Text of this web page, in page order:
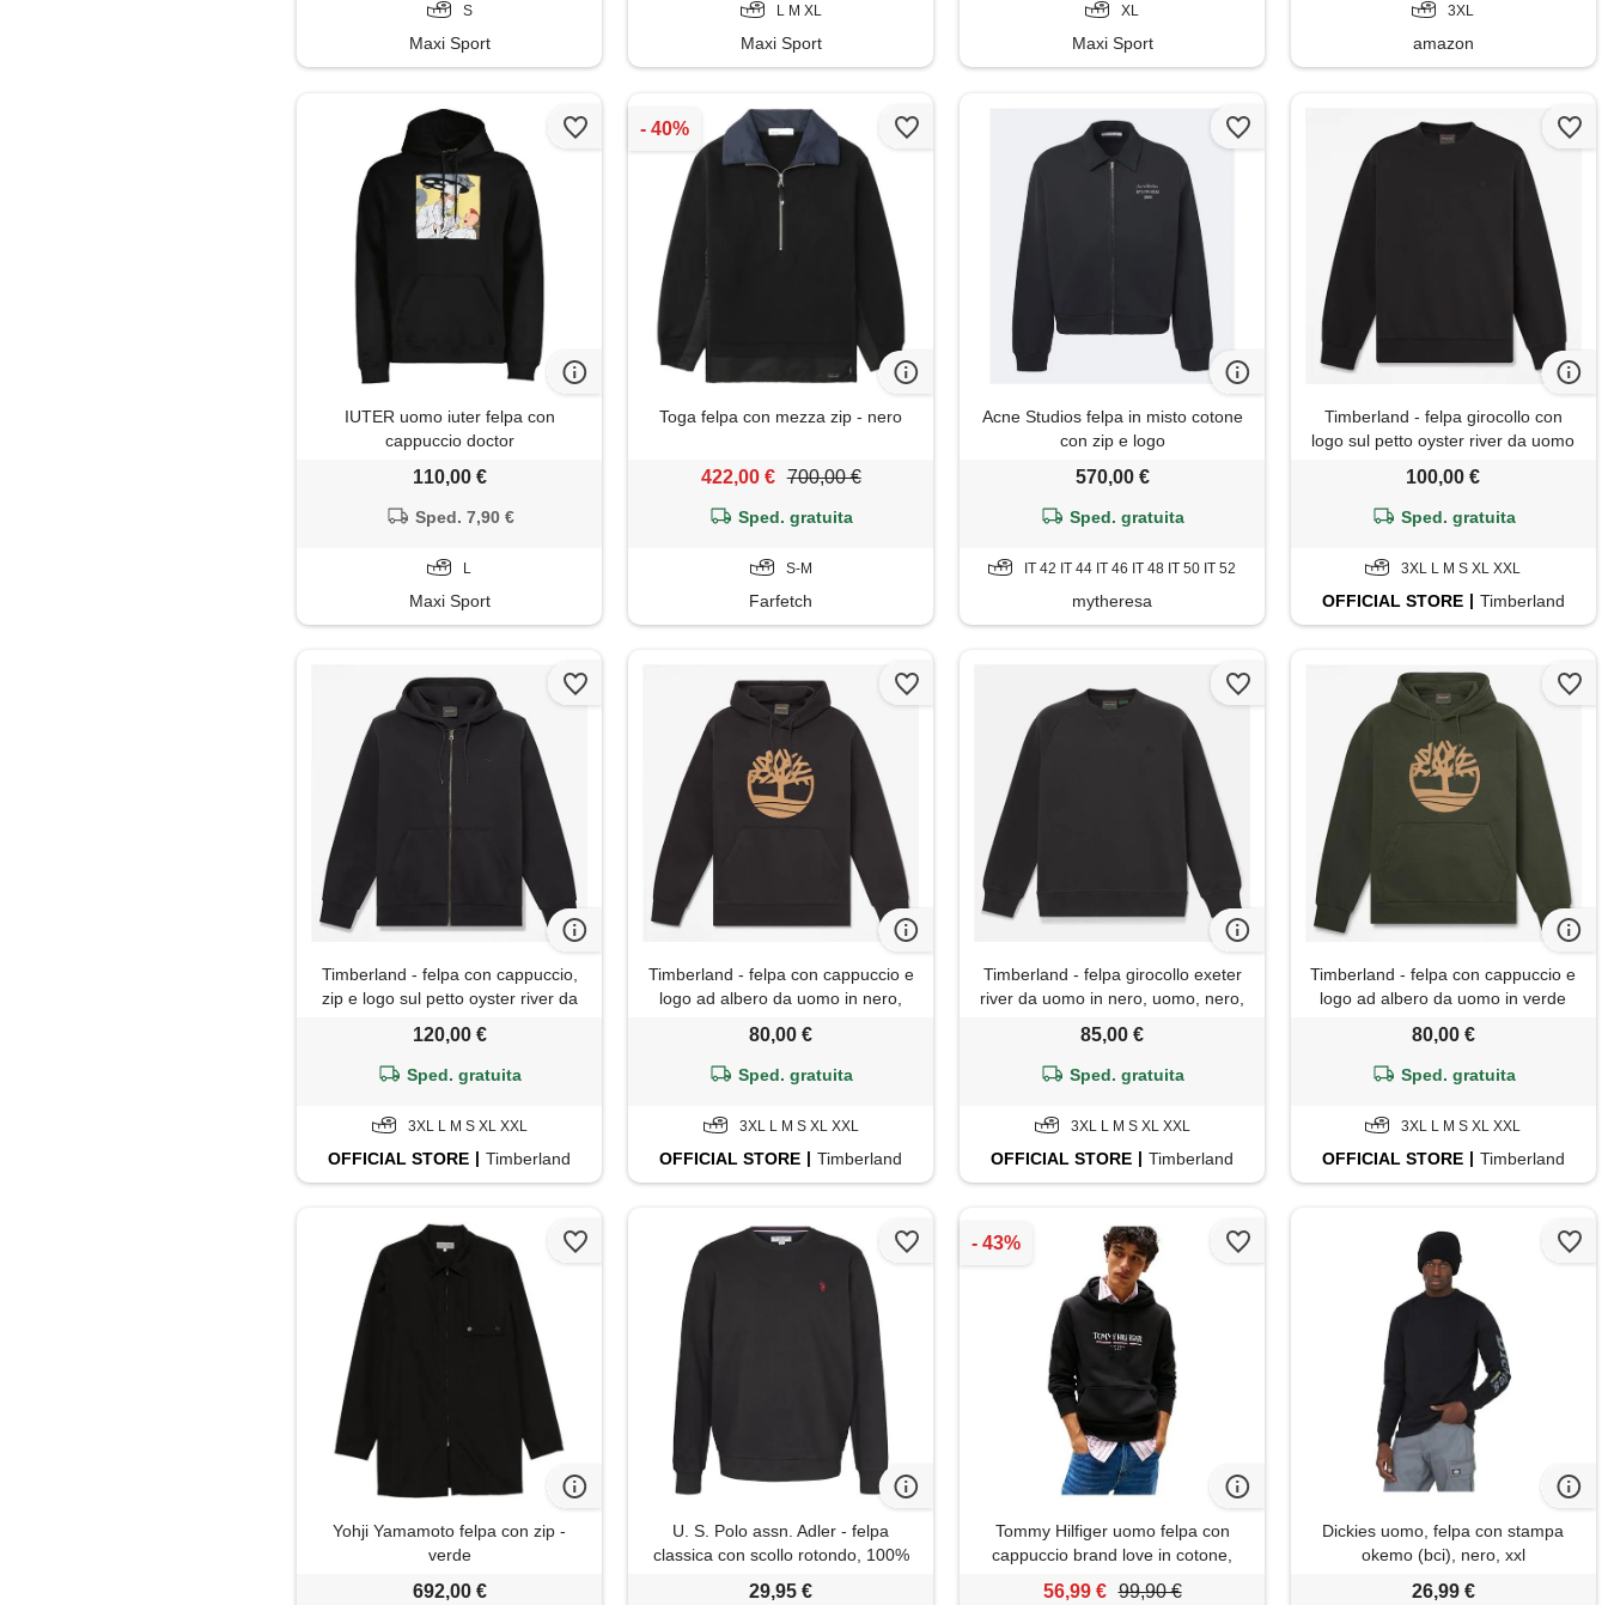
S
Maxi Sport
L M XL
Maxi Sport
XL
Maxi Sport
3XL
amazon
IUTER uomo iuter felpa con
cappuccio doctor
110,00 €
Sped. 7,90 €
L
Maxi Sport
Toga felpa con mezza zip - nero
422,00 € 700,00 €
Sped. gratuita
S-M
Farfetch
Acne Studios felpa in misto cotone
con zip e logo
570,00 €
Sped. gratuita
IT 42 IT 44 IT 46 IT 48 IT 50 IT 52
mytheresa
Timberland - felpa girocollo con
logo sul petto oyster river da uomo
100,00 €
Sped. gratuita
3XL L M S XL XXL
OFFICIAL STORE Timberland
Timberland - felpa con cappuccio,
zip e logo sul petto oyster river da
taglia: 3xl
120,00 €
Sped. gratuita
3XL L M S XL XXL
OFFICIAL STORE Timberland
Timberland - felpa con cappuccio e
logo ad albero da uomo in nero,
80,00 €
Sped. gratuita
3XL L M S XL XXL
OFFICIAL STORE Timberland
Timberland - felpa girocollo exeter
river da uomo in nero, uomo, nero,
85,00 €
Sped. gratuita
3XL L M S XL XXL
OFFICIAL STORE Timberland
Timberland - felpa con cappuccio e
logo ad albero da uomo in verde
80,00 €
Sped. gratuita
3XL L M S XL XXL
OFFICIAL STORE Timberland
Yohji Yamamoto felpa con zip -
verde
692,00 €
U. S. Polo assn. Adler - felpa
classica con scollo rotondo, 100%
cotone, colore nero, xl
29,95 €
Tommy Hilfiger uomo felpa con
cappuccio brand love in cotone,
nero (black), s
56,99 € 99,90 €
Dickies uomo, felpa con stampa
okemo (bci), nero, xxl
26,99 €